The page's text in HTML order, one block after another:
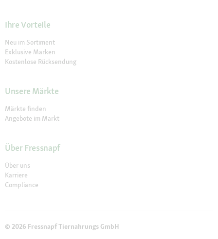
Ihre Vorteile
Neu im Sortiment
Exklusive Marken
Kostenlose Rücksendung
Unsere Märkte
Märkte finden
Angebote im Markt
Über Fressnapf
Über uns
Karriere
Compliance
© 2026 Fressnapf Tiernahrungs GmbH